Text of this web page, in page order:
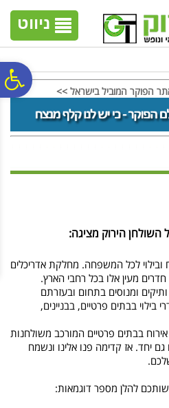
נגישות
אתר
המרכזי
ניווט
הפוקר המוביל בישראל >>
הירוק מציגה:
לכל המשפחה. מחלקת אדריכלים
מעין אלו בכל רחבי הארץ.
ומנוסים בתחום ובעזרתם
בבתים פרטיים, בבניינים,
בבתים פרטיים המורכב משולחנות
יחד. אז קדימה פנו אלינו ונשמח
להלן מספר דוגמאות: